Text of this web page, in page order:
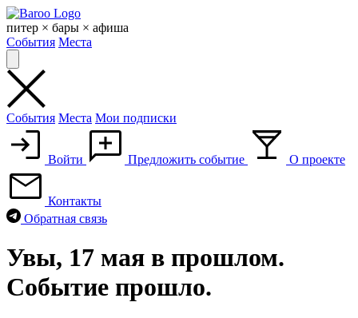
Skip
to
content
питер × бары × афиша
События Места
События Места Мои подписки
Войти Предложить событие О проекте
Контакты
Обратная связь
Увы, 17 мая в прошлом.
Событие прошло.